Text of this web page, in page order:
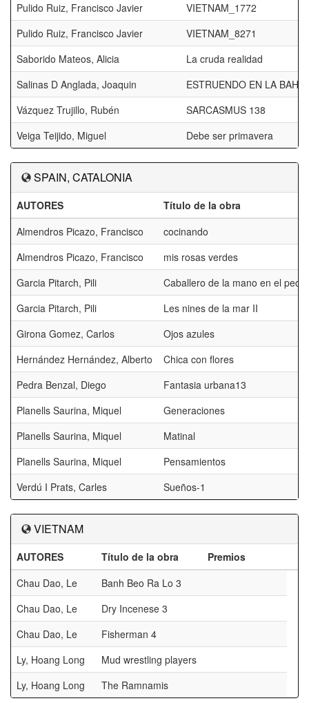
Pulido Ruiz, Francisco Javier
VIETNAM_1772
Pulido Ruiz, Francisco Javier
VIETNAM_8271
Saborido Mateos, Alicia
La cruda realidad
Salinas D Anglada, Joaquin
ESTRUENDO EN LA BAHIA
Vázquez Trujillo, Rubén
SARCASMUS 138
Veiga Teijido, Miguel
Debe ser primavera
SPAIN, CATALONIA
AUTORES
Título de la obra
Almendros Picazo, Francisco
cocinando
Almendros Picazo, Francisco
mis rosas verdes
Garcia Pitarch, Pili
Caballero de la mano en el
Garcia Pitarch, Pili
Les nines de la mar II
Girona Gomez, Carlos
Ojos azules
Hernández Hernández, Alberto
Chica con flores
Pedra Benzal, Diego
Fantasia urbana13
Planells Saurina, Miquel
Generaciones
Planells Saurina, Miquel
Matinal
Planells Saurina, Miquel
Pensamientos
Verdú I Prats, Carles
Sueños-1
VIETNAM
AUTORES Título de la obra
Premios
Chau Dao, Le
Banh Beo Ra Lo 3
Chau Dao, Le
Dry Incenese 3
Chau Dao, Le
Fisherman 4
Ly, Hoang Long
Mud wrestling players
Ly, Hoang Long
The Ramnamis